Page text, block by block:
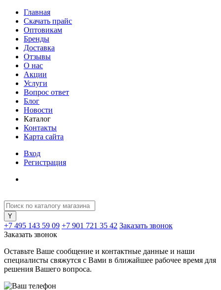
Главная
Скачать прайс
Оптовикам
Бренды
Доставка
Отзывы
О нас
Акции
Услуги
Вопрос ответ
Блог
Новости
Каталог
Контакты
Карта сайта
Вход
Регистрация
+7 495 143 59 09 +7 901 721 35 42 Заказать звонок
Заказать звонок
Оставьте Ваше сообщение и контактные данные и наши
специалисты свяжутся с Вами в ближайшее рабочее время для
решения Вашего вопроса.